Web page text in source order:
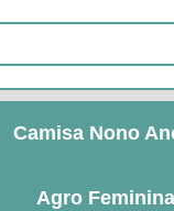
Camisa Nono
Agro Feminina